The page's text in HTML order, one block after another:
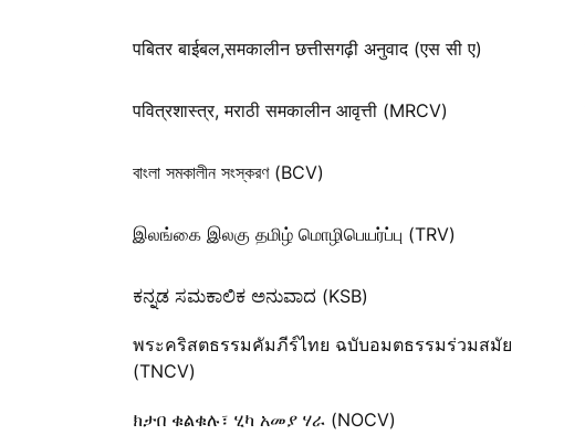
पबितर बाईबल,समकालीन छत्तीसगढ़ी अनुवाद (एस सी ए)
पवित्रशास्त्र, मराठी समकालीन आवृत्ती (MRCV)
বাংলা সমকালীন সংস্করণ (BCV)
இலங்கை இலகு தமிழ் மொழிபெயர்ப்பு (TRV)
ಕನ್ನಡ ಸಮಕಾಲಿಕ ಅನುವಾದ (KSB)
พระคริสตธรรมคัมภีร์ไทย ฉบับอมตธรรมร่วมสมัย
(TNCV)
ክታበ ቁልቁሉ፣ ሂካ አመያ ሃራ (NOCV)